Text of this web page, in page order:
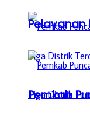
Pemkab
Pelayanan